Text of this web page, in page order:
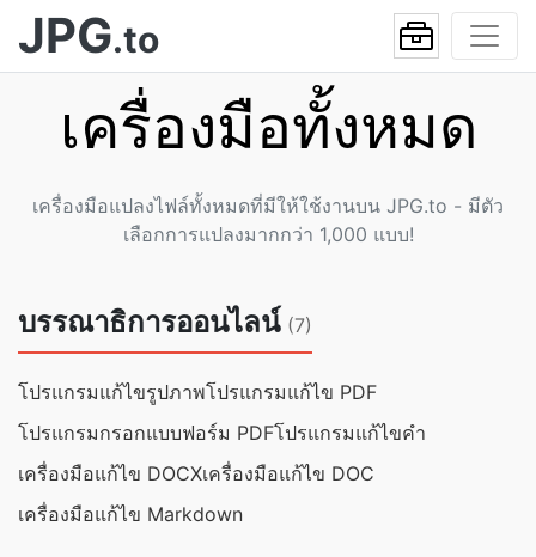
JPG.to
เครื่องมือทั้งหมด
เครื่องมือแปลงไฟล์ทั้งหมดที่มีให้ใช้งานบน JPG.to - มีตัว
เลือกการแปลงมากกว่า 1,000 แบบ!
บรรณาธิการออนไลน์ (7)
โปรแกรมแก้ไขรูปภาพโปรแกรมแก้ไข PDF
โปรแกรมกรอกแบบฟอร์ม PDFโปรแกรมแก้ไขคำ
เครื่องมือแก้ไข DOCXเครื่องมือแก้ไข DOC
เครื่องมือแก้ไข Markdown